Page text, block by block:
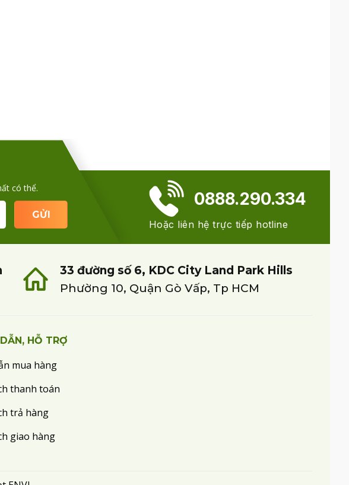
có thể.
0888.290.334
Hoặc liên hệ trực tiếp hotline
33 đường số 6, KDC City Land Park Hills
Phường 10, Quận Gò Vấp, Tp HCM
HỖ TRỢ
mua hàng
thanh toán
trả hàng
giao hàng